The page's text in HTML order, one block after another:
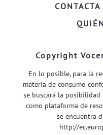
Copyright
En lo posible, para la
materia de consumo
se buscará la
como plataforma de
se encuentra
http://